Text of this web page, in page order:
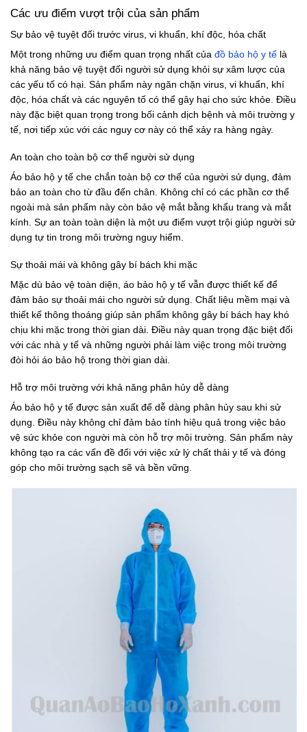
Các ưu điểm vượt trội của sản phẩm
Sự bảo vệ tuyệt đối trước virus, vi khuẩn, khí độc, hóa chất
Một trong những ưu điểm quan trọng nhất của đồ bảo hộ y tế là
khả năng bảo vệ tuyệt đối người sử dụng khỏi sự xâm lược của
các yếu tố có hại. Sản phẩm này ngăn chặn virus, vi khuẩn, khí
độc, hóa chất và các nguyên tố có thể gây hại cho sức khỏe. Điều
này đặc biệt quan trọng trong bối cảnh dịch bệnh và môi trường y
tế, nơi tiếp xúc với các nguy cơ này có thể xảy ra hàng ngày.
An toàn cho toàn bộ cơ thể người sử dụng
Áo bảo hộ y tế che chắn toàn bộ cơ thể của người sử dụng, đảm
bảo an toàn cho từ đầu đến chân. Không chỉ có các phần cơ thể
ngoài mà sản phẩm này còn bảo vệ mắt bằng khẩu trang và mắt
kính. Sự an toàn toàn diện là một ưu điểm vượt trội giúp người sử
dụng tự tin trong môi trường nguy hiểm.
Sự thoải mái và không gây bí bách khi mặc
Mặc dù bảo vệ toàn diện, áo bảo hộ y tế vẫn được thiết kế để
đảm bảo sự thoải mái cho người sử dụng. Chất liệu mềm mại và
thiết kế thông thoáng giúp sản phẩm không gây bí bách hay khó
chịu khi mặc trong thời gian dài. Điều này quan trọng đặc biệt đối
với các nhà y tế và những người phải làm việc trong môi trường
đòi hỏi áo bảo hộ trong thời gian dài.
Hỗ trợ môi trường với khả năng phân hủy dễ dàng
Áo bảo hộ y tế được sản xuất để dễ dàng phân hủy sau khi sử
dụng. Điều này không chỉ đảm bảo tính hiệu quả trong việc bảo
vệ sức khỏe con người mà còn hỗ trợ môi trường. Sản phẩm này
không tạo ra các vấn đề đối với việc xử lý chất thải y tế và đóng
góp cho môi trường sạch sẽ và bền vững.